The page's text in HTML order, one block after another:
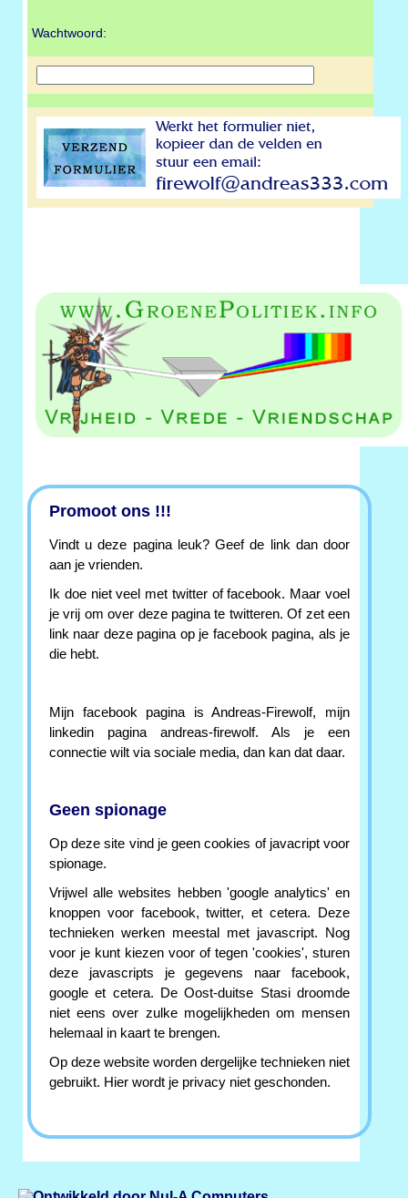
Wachtwoord:
Promoot ons !!!
Vindt u deze pagina leuk? Geef de link dan door
aan je vrienden.
Ik doe niet veel met twitter of facebook. Maar voel
je vrij om over deze pagina te twitteren. Of zet een
link naar deze pagina op je facebook pagina, als je
die hebt.
Mijn facebook pagina is Andreas-Firewolf, mijn
linkedin pagina andreas-firewolf. Als je een
connectie wilt via sociale media, dan kan dat daar.
Geen spionage
Op deze site vind je geen cookies of javacript voor
spionage.
Vrijwel alle websites hebben 'google analytics' en
knoppen voor facebook, twitter, et cetera. Deze
technieken werken meestal met javascript. Nog
voor je kunt kiezen voor of tegen 'cookies', sturen
deze javascripts je gegevens naar facebook,
google et cetera. De Oost-duitse Stasi droomde
niet eens over zulke mogelijkheden om mensen
helemaal in kaart te brengen.
Op deze website worden dergelijke technieken niet
gebruikt. Hier wordt je privacy niet geschonden.